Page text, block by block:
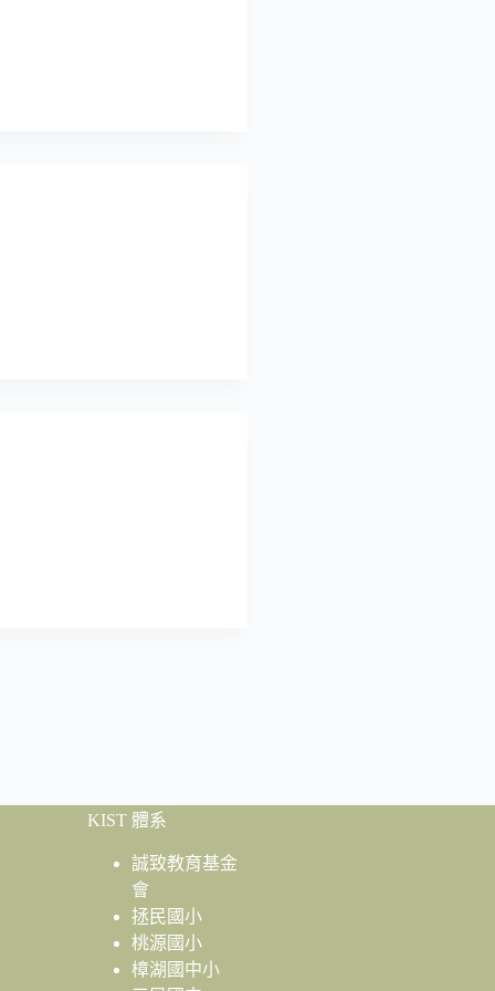
KIST 體系
誠致教育基金
會
拯民國小
桃源國小
樟湖國中小